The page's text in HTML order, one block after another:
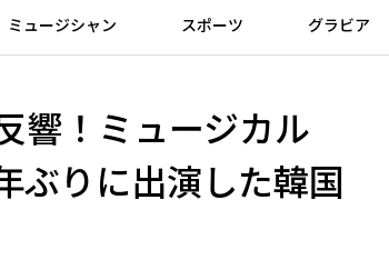
ミュージシャン スポーツ グラビア
響！ミュージカル
ぶりに出演した韓国